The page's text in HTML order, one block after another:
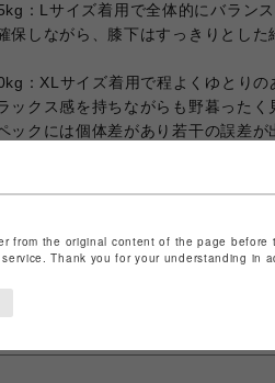
：Lサイズ着用で全体的にバラン
保しながら、膝下はすっきりとし
：XLサイズ着用で程よくゆとり
ックス感を持ちながらも野暮った
ックには個体差があり若干の誤差が
from the original content of the page before
Thank you for your understanding in